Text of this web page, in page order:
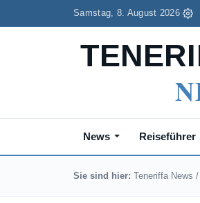
Samstag, 8. August 2026
News Reiseführer
Sie sind hier: Teneriffa News /